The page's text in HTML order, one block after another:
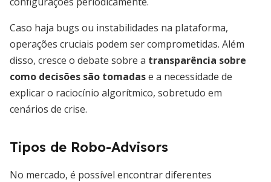
Caso haja bugs ou instabilidades na plataforma,
operações cruciais podem ser comprometidas. Além
disso, cresce o debate sobre a transparência sobre
como decisões são tomadase a necessidade de
explicar o raciocínio algorítmico, sobretudo em
cenários de crise.
Tipos de Robo-Advisors
No mercado, é possível encontrar diferentes